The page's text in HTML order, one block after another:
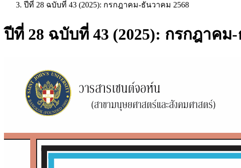
ปีที่ 28 ฉบับที่ 43 (2025): กรกฎาคม-ธันวาคม 2568
ปีที่ 28 ฉบับที่ 43 (2025): กรกฎาคม